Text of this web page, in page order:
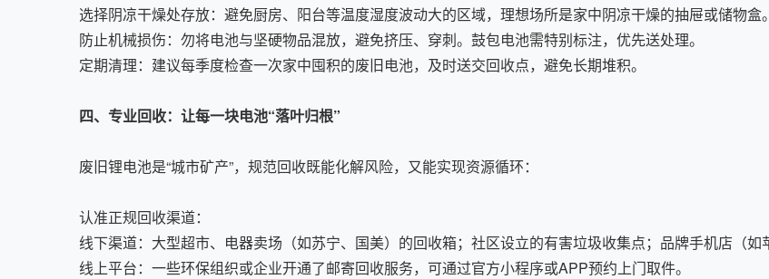
选择阴凉干燥处存放：避免厨房、阳台等温度湿度波动大的区域，理想场所是家中阴凉干燥的抽屉或储物盒。
防止机械损伤：勿将电池与坚硬物品混放，避免挤压、穿刺。鼓包电池需特别标注，优先送处理。
定期清理：建议每季度检查一次家中囤积的废旧电池，及时送交回收点，避免长期堆积。
四、专业回收：让每一块电池“落叶归根”
废旧锂电池是“城市矿产”，规范回收既能化解风险，又能实现资源循环：
认准正规回收渠道：
线下渠道：大型超市、电器卖场（如苏宁、国美）的回收箱；社区设立的有害垃圾收集点；品牌手机店（如
线上平台：一些环保组织或企业开通了邮寄回收服务，可通过官方小程序或APP预约上门取件。